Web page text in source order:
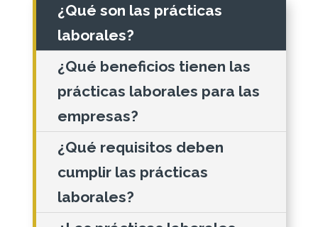
¿Qué son las prácticas
laborales?
¿Qué beneficios tienen las
prácticas laborales para las
empresas?
¿Qué requisitos deben
cumplir las prácticas
laborales?